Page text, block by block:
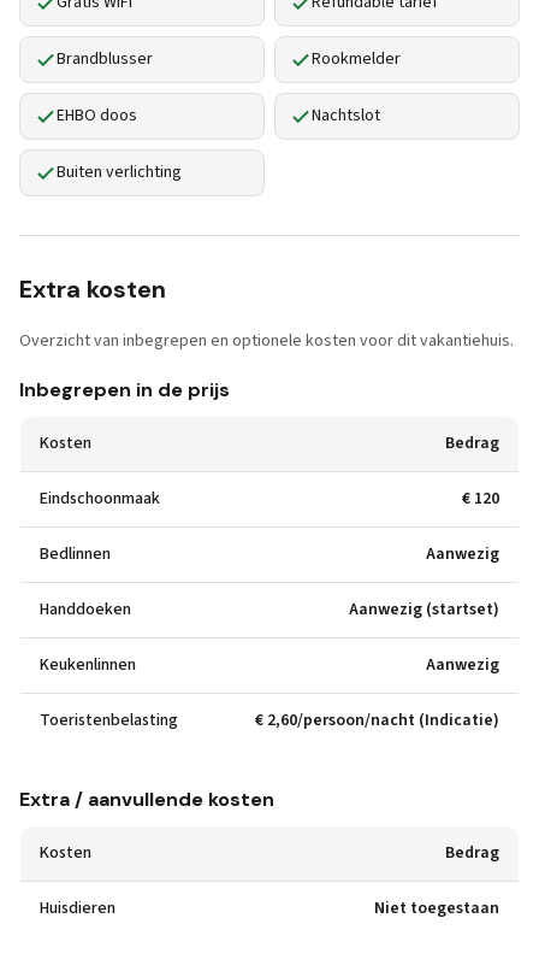
Brandblusser Rookmelder
EHBO doos Nachtslot
Buiten verlichting
Extra kosten
Overzicht van inbegrepen en optionele kosten voor dit vakantiehuis.
Inbegrepen in de prijs
Kosten Bedrag
Eindschoonmaak € 120
Bedlinnen Aanwezig
Handdoeken Aanwezig (startset)
Keukenlinnen Aanwezig
Toeristenbelasting € 2,60/persoon/nacht (Indicatie)
Extra / aanvullende kosten
Kosten Bedrag
Huisdieren Niet toegestaan